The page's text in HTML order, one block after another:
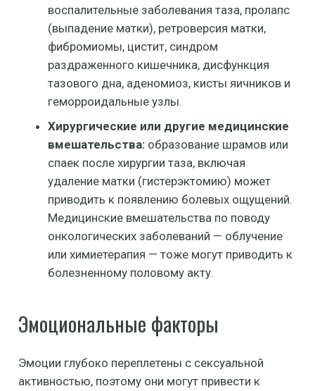
воспалительные заболевания таза, пролапс
(выпадение матки), ретроверсия матки,
фибромиомы, цистит, синдром
раздраженного кишечника, дисфункция
тазового дна, аденомиоз, кисты яичников и
геморроидальные узлы.
Хирургические или другие медицинские
вмешательства: образование шрамов или
спаек после хирургии таза, включая
удаление матки (гистерэктомию) может
приводить к появлению болевых ощущений.
Медицинские вмешательства по поводу
онкологических заболеваний — облучение
или химиетерапия — тоже могут приводить к
болезненному половому акту.
Эмоциональные факторы
Эмоции глубоко переплетены с сексуальной
активностью, поэтому они могут привести к